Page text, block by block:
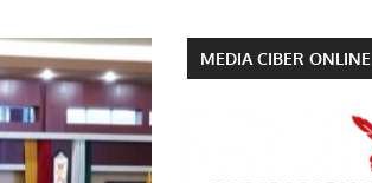
MEDIA CIBER ONLINE